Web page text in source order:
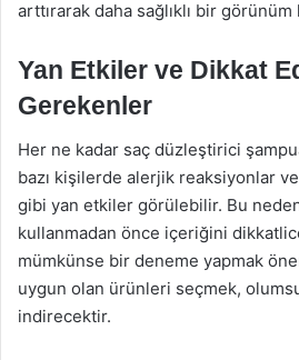
arttırarak daha sağlıklı bir görünüm
Yan Etkiler ve Dikkat
Gerekenler
Her ne kadar saç düzleştirici
bazı kişilerde alerjik reaksiyonlar
gibi yan etkiler görülebilir. Bu
kullanmadan önce içeriğini
mümkünse bir deneme yapmak
uygun olan ürünleri seçmek,
indirecektir.